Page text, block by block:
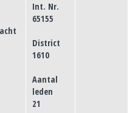
Int. Nr.
65155
District
1610
Aantal
leden
21